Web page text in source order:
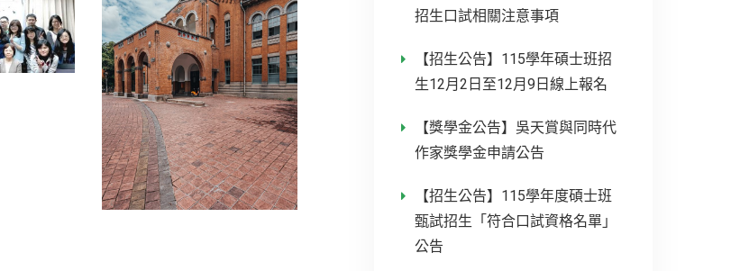
招生口試相關注意事項
【招生公告】115學年碩士班招
生12月2日至12月9日線上報名
【獎學金公告】吳天賞與同時代
作家獎學金申請公告
【招生公告】115學年度碩士班
甄試招生「符合口試資格名單」
公告